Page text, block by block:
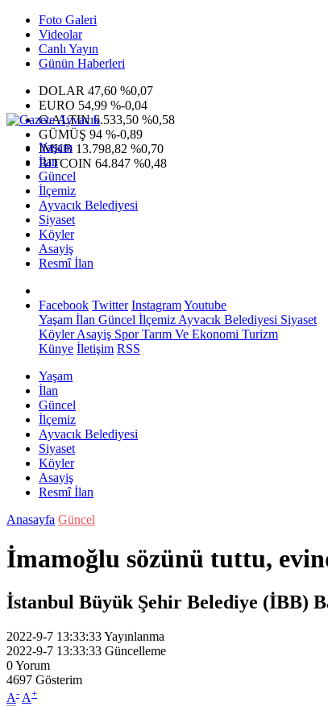
Foto Galeri
Videolar
Canlı Yayın
Günün Haberleri
DOLAR 47,60 %0,07
EURO 54,99 %-0,04
G.ALTIN6.533,50 %0,58
GÜMÜŞ 94 %-0,89
IMKB 13.798,82 %0,70
BITCOIN 64.847 %0,48
Yaşam
İlan
Güncel
İlçemiz
Ayvacık Belediyesi
Siyaset
Köyler
Asayiş
Resmî İlan
Facebook Twitter InstagramYoutube
Yaşam İlan Güncel İlçemiz Ayvacık Belediyesi Siyaset
KöylerAsayiş SporTarım Ve Ekonomi Turizm
Künye İletişim RSS
Yaşam
İlan
Güncel
İlçemiz
Ayvacık Belediyesi
Siyaset
Köyler
Asayiş
Resmî İlan
Anasayfa Güncel
İmamoğlu sözünü tuttu,
İstanbul Büyük Şehir Belediye (İBB)
2022-9-7 13:33:33Yayınlanma
2022-9-7 13:33:33 Güncelleme
0Yorum
4697 Gösterim
A- A+